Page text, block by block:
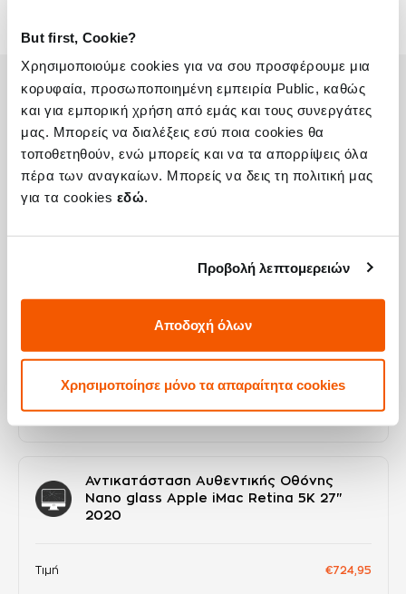
But first, Cookie?
Χρησιμοποιούμε cookies για να σου προσφέρουμε μια
κορυφαία, προσωποποιημένη εμπειρία Public, καθώς
και για εμπορική χρήση από εμάς και τους συνεργάτες
μας. Μπορείς να διαλέξεις εσύ ποια cookies θα
τοποθετηθούν, ενώ μπορείς και να τα απορρίψεις όλα
πέρα των αναγκαίων. Μπορείς να δεις τη πολιτική μας
για τα cookies εδώ.
Προβολή λεπτομερειών
Αποδοχή όλων
Χρησιμοποίησε μόνο τα απαραίτητα cookies
Η συσκευή σου μπορεί να χρειάζεται και
κάποια από τις παρακάτω επισκευές:
Με 24% ΦΠΑ €799,00
Χρόνος 1-7 ημέρες
Αντικατάσταση Αυθεντικής Οθόνης
Nano glass Apple iMac Retina 5K 27"
2020
Τιμή €724,95